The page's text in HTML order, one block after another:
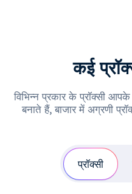
कई
विभिन्न प्रकार के प्रॉक्सी
बनाते हैं, बाजार में अग्रणी
प्रॉक्सी